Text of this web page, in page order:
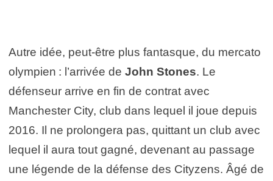
Autre idée, peut-être plus fantasque, du mercato
olympien : l’arrivée de John Stones. Le
défenseur arrive en fin de contrat avec
Manchester City, club dans lequel il joue depuis
2016. Il ne prolongera pas, quittant un club avec
lequel il aura tout gagné, devenant au passage
une légende de la défense des Cityzens. Âgé de